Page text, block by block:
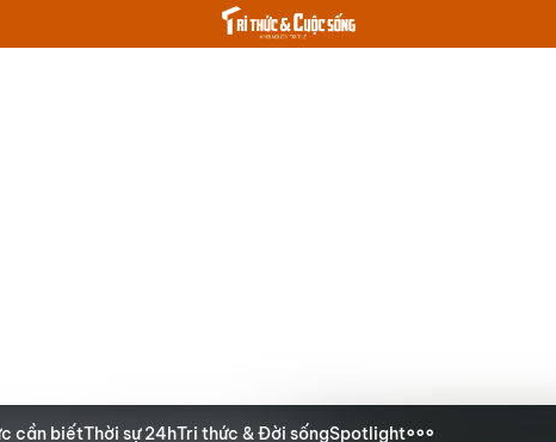
cần biếtThời sự 24hTri thức & Đời sốngSpotlight